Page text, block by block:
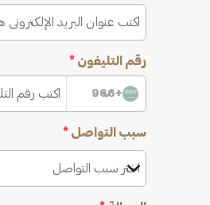
رقم التليفون *
+966
سبب التواصل *
اختر سبب التواصل